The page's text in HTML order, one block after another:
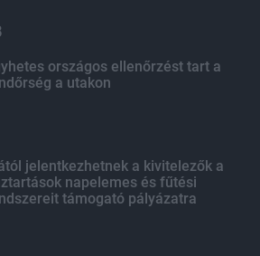
országos ellenőrzést tart a
a utakon
jelentkezhetnek a kivitelezők a
napelemes és fűtési
támogató pályázatra